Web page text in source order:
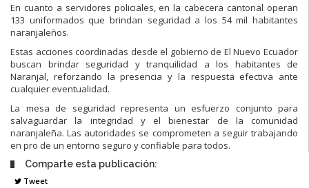
En cuanto a servidores policiales, en la cabecera cantonal operan
133 uniformados que brindan seguridad a los 54 mil habitantes
naranjaleños.
Estas acciones coordinadas desde el gobierno de El Nuevo Ecuador
buscan brindar seguridad y tranquilidad a los habitantes de
Naranjal, reforzando la presencia y la respuesta efectiva ante
cualquier eventualidad.
La mesa de seguridad representa un esfuerzo conjunto para
salvaguardar la integridad y el bienestar de la comunidad
naranjaleña. Las autoridades se comprometen a seguir trabajando
en pro de un entorno seguro y confiable para todos.
Comparte esta publicación:
Tweet